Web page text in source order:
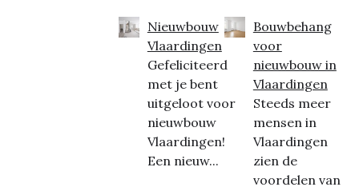
Nieuwbouw
Vlaardingen
Gefeliciteerd
met je bent
uitgeloot voor
nieuwbouw
Vlaardingen!
Een nieuw...
Bouwbehang
voor
nieuwbouw in
Vlaardingen
Steeds meer
mensen in
Vlaardingen
zien de
voordelen van